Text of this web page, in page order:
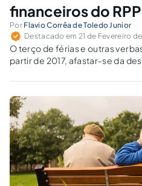
financeiros do
Por Flavio Corrêa de Toledo Junior
Destacado em 21 de Fevereiro de
O terço de férias e outras
partir de 2017, afastar-se da